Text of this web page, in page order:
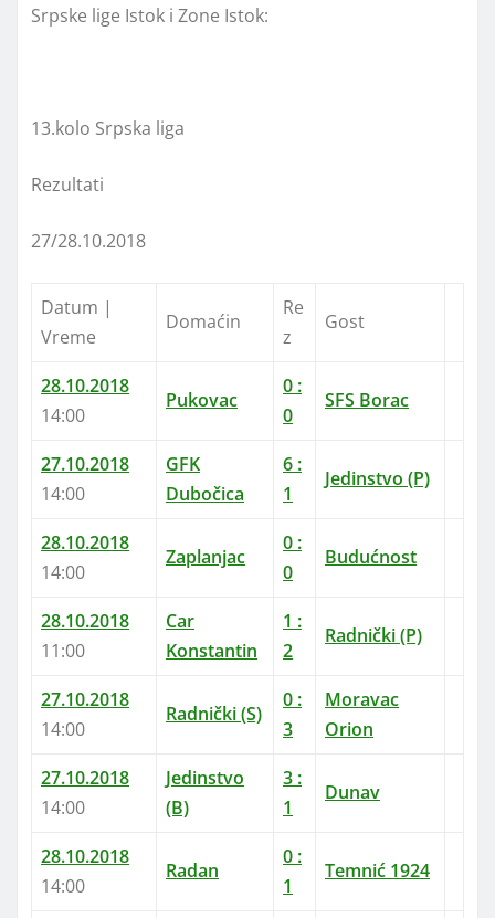
Srpske lige Istok i Zone Istok:
13.kolo Srpska liga
Rezultati
27/28.10.2018
Datum |
Vreme
Domaćin
Re
z
Gost
28.10.2018
14:00
Pukovac
0 :
0
SFS Borac
27.10.2018
14:00
GFK
Dubočica
6 :
1
Jedinstvo (P)
28.10.2018
14:00
Zaplanjac
0 :
0
Budućnost
28.10.2018
11:00
Car
Konstantin
1 :
2
Radnički (P)
27.10.2018
14:00
Radnički (S)
0 :
3
Moravac
Orion
27.10.2018
14:00
Jedinstvo
(B)
3 :
1
Dunav
28.10.2018
14:00
Radan
0 :
1
Temnić 1924